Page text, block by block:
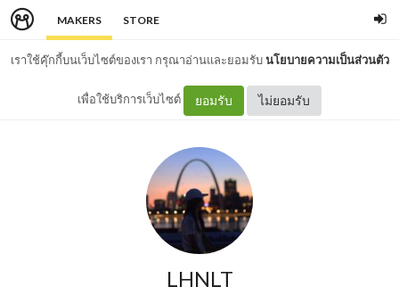
MAKERS STORE
เราใช้คุ๊กกี้บนเว็บไซต์ของเรา กรุณาอ่านและยอมรับนโยบายความเป็นส่วนตัว
เพื่อใช้บริการเว็บไซต์ ยอมรับ ไม่ยอมรับ
LHNLT